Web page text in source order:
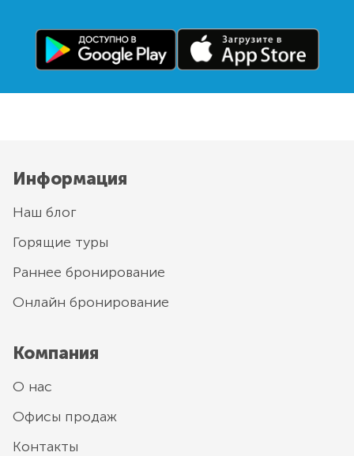
Информация
Наш блог
Горящие туры
Раннее бронирование
Онлайн бронирование
Компания
О нас
Офисы продаж
Контакты